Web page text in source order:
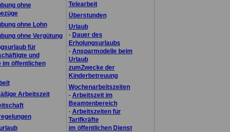
ohne
ohne Lohn
ohne Vergütung
für
und
im öffentlichen
Arbeitszeit
Telearbeit
Überstunden
Urlaub
- Dauer des
Erholungsurlaubs
- Ansparmodelle beim
Urlaub
zumZwecke der
Kinderbetreuung
Wochenarbeitszeiten
- Arbeitszeit im
Beamtenbereich
- Arbeitszeiten für
Tarifkräfte
im öffentlichen Dienst